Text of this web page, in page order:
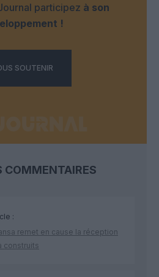
participez à son
!
SOUTENIR
COMMENTAIRES
:
remet en cause la réception
construits